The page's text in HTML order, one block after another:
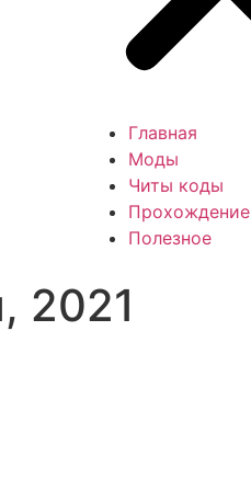
Главная
Моды
Читы коды
Прохождение
Полезное
2021